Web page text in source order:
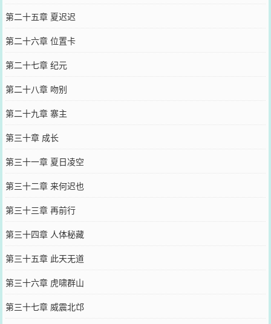
第二十五章 夏迟迟
第二十六章 位置卡
第二十七章 纪元
第二十八章 吻别
第二十九章 寨主
第三十章 成长
第三十一章 夏日凌空
第三十二章 来何迟也
第三十三章 再前行
第三十四章 人体秘藏
第三十五章 此天无道
第三十六章 虎啸群山
第三十七章 威震北邙